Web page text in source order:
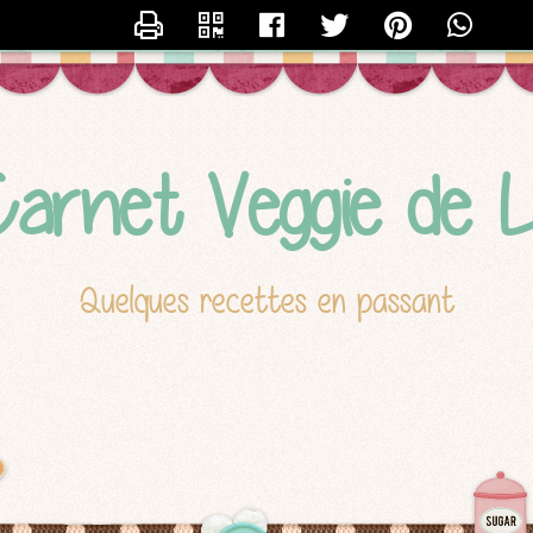
Veggie de
Quelques recettes en passant
CONTACTER LUCILE